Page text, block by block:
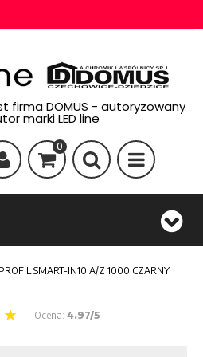
firma DOMUS - autoryzowany
marki LED line
0
PROFIL SMART-IN10 A/Z 1000 CZARNY
Ocena: 4.97/5